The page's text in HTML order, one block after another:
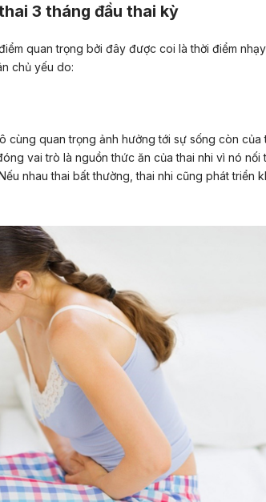
3 tháng đầu thai kỳ
quan trọng bởi đây được coi là thời điểm
chủ yếu do:
cùng quan trọng ảnh hưởng tới sự sống còn của
vai trò là nguồn thức ăn của thai nhi vì nó nối
nhau thai bất thường, thai nhi cũng phát triển